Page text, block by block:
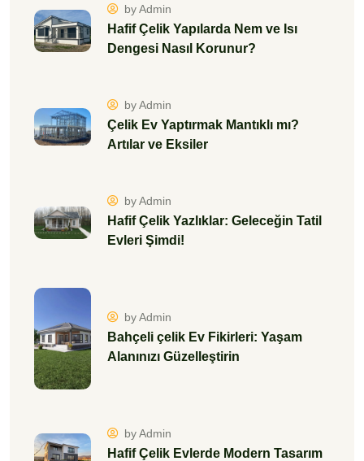
by Admin
Hafif Çelik Yapılarda Nem ve Isı
Dengesi Nasıl Korunur?
by Admin
Çelik Ev Yaptırmak Mantıklı mı?
Artılar ve Eksiler
by Admin
Hafif Çelik Yazlıklar: Geleceğin Tatil
Evleri Şimdi!
by Admin
Bahçeli çelik Ev Fikirleri: Yaşam
Alanınızı Güzelleştirin
by Admin
Hafif Çelik Evlerde Modern Tasarım